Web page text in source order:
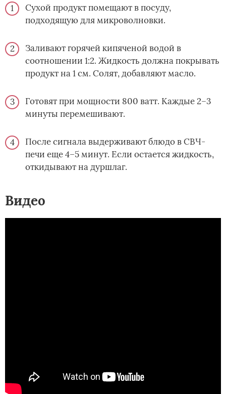
Сухой продукт помещают в посуду,
подходящую для микроволновки.
Заливают горячей кипяченой водой в
соотношении 1:2. Жидкость должна покрывать
продукт на 1 см. Солят, добавляют масло.
Готовят при мощности 800 ватт. Каждые 2–3
минуты перемешивают.
После сигнала выдерживают блюдо в СВЧ-
печи еще 4–5 минут. Если остается жидкость,
откидывают на дуршлаг.
Видео